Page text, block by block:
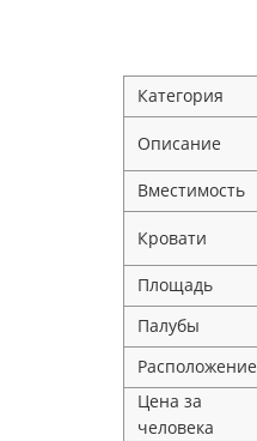
Категория
Описание
Вместимость
Кровати
Площадь
Палубы
Расположение
Цена за
человека